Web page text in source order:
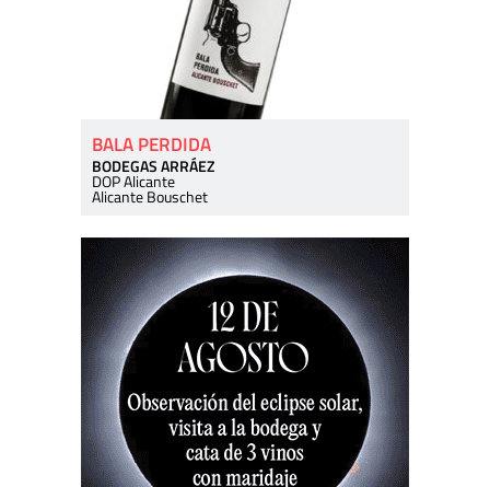
BALA PERDIDA
BODEGAS ARRÁEZ
DOP Alicante
Alicante Bouschet